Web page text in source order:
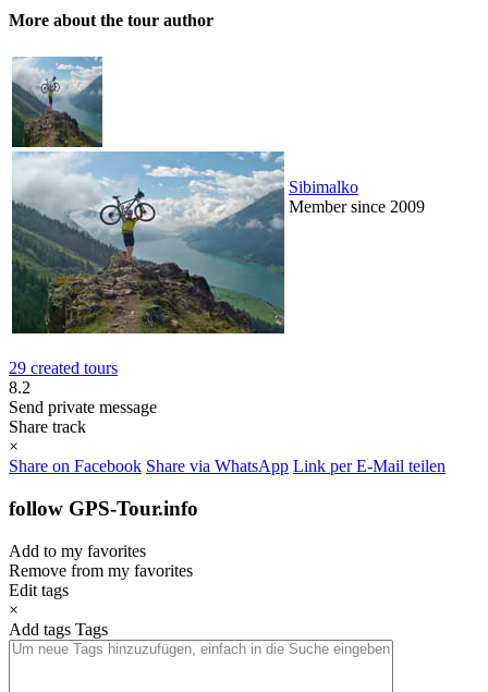
More about the tour author
Sibimalko
Member since 2009
29 created tours
8.2
Send private message
Share track
×
Share on Facebook Share via WhatsApp Link per E-Mail teilen
follow GPS-Tour.info
Add to my favorites
Remove from my favorites
Edit tags
×
Add tags Tags